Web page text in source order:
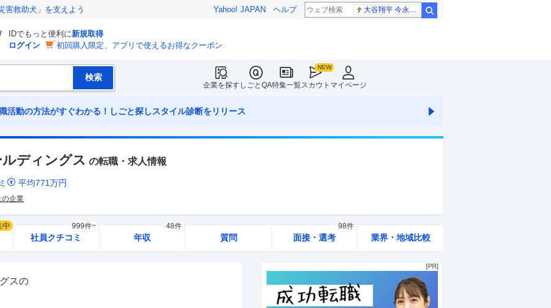
害救助犬」を支えよう Yahoo! JAPAN ヘルプ
IDでもっと便利に新規取得
ログイン
初回購入限定、アプリで使えるお得なクーポン
企業を探すしごとQA特集一覧スカウト マイページ
活動の方法がすぐわかる！しごと探しスタイル診断をリリース
ディングス の転職・求人情報
平均771万円
の企業
中
社員クチコミ
999件~
年収
48件
質問 面接・選考
98件
業界・地域比較
スの